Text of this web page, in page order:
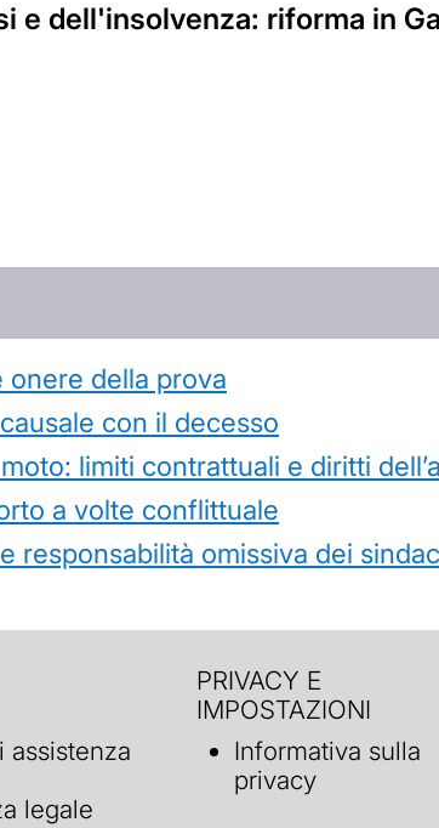
e dell'insolvenza: riforma in
onere della prova
con il decesso
limiti contrattuali e diritti
a volte conflittuale
responsabilità omissiva dei
assistenza
legale
PRIVACY E
IMPOSTAZIONI
Informativa sulla
privacy